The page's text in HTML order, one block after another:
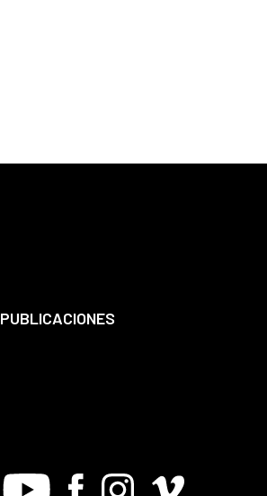
PUBLICACIONES
Youtube FacebookInstagram
Vimeo